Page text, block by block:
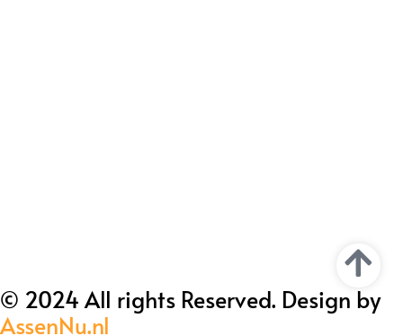
© 2024 All rights Reserved. Design by
AssenNu.nl